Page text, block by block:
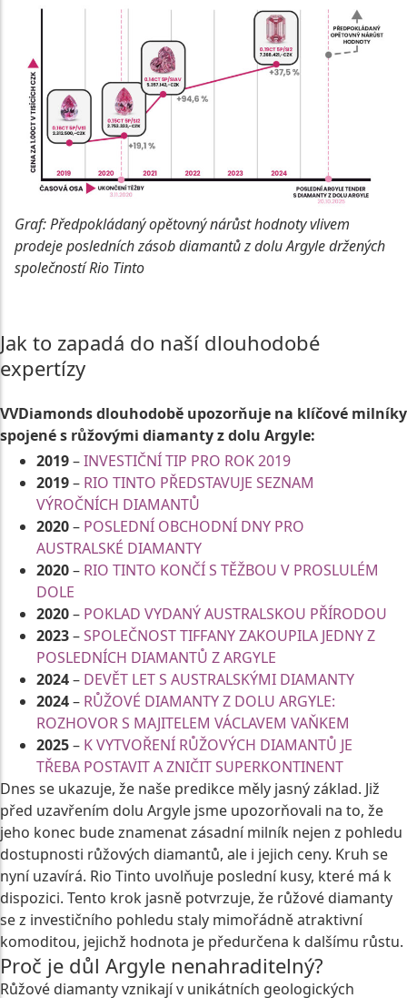
Graf: Předpokládaný opětovný nárůst hodnoty vlivem
prodeje posledních zásob diamantů z dolu Argyle držených
společností Rio Tinto
Jak to zapadá do naší dlouhodobé
expertízy
VVDiamonds dlouhodobě upozorňuje na klíčové milníky
spojené s růžovými diamanty z dolu Argyle:
2019–INVESTIČNÍ TIP PRO ROK 2019
2019– RIO TINTO PŘEDSTAVUJE SEZNAM
VÝROČNÍCH DIAMANTŮ
2020– POSLEDNÍ OBCHODNÍ DNY PRO
AUSTRALSKÉ DIAMANTY
2020– RIO TINTO KONČÍ S TĚŽBOU V PROSLULÉM
DOLE
2020– POKLAD VYDANÝ AUSTRALSKOU PŘÍRODOU
2023–SPOLEČNOST TIFFANY ZAKOUPILA JEDNY Z
POSLEDNÍCH DIAMANTŮ Z ARGYLE
2024– DEVĚT LET S AUSTRALSKÝMI DIAMANTY
2024– RŮŽOVÉ DIAMANTY Z DOLU ARGYLE:
ROZHOVOR S MAJITELEM VÁCLAVEM VAŇKEM
2025– K VYTVOŘENÍ RŮŽOVÝCH DIAMANTŮ JE
TŘEBA POSTAVIT A ZNIČIT SUPERKONTINENT
Dnes se ukazuje, že naše predikce měly jasný základ. Již
před uzavřením dolu Argyle jsme upozorňovali na to, že
jeho konec bude znamenat zásadní milník nejen z pohledu
dostupnosti růžových diamantů, ale i jejich ceny. Kruh se
nyní uzavírá. Rio Tinto uvolňuje poslední kusy, které má k
dispozici. Tento krok jasně potvrzuje, že růžové diamanty
se z investičního pohledu staly mimořádně atraktivní
komoditou, jejichž hodnota je předurčena k dalšímu růstu.
Proč je důl Argyle nenahraditelný?
Růžové diamanty vznikají v unikátních geologických